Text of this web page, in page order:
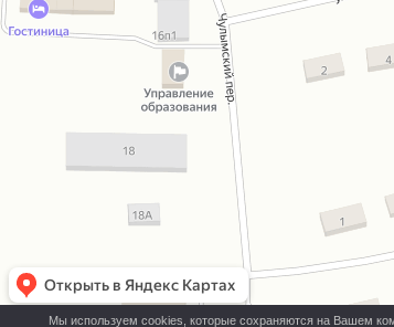
Мы используем cookies, которые сохраняются на Вашем